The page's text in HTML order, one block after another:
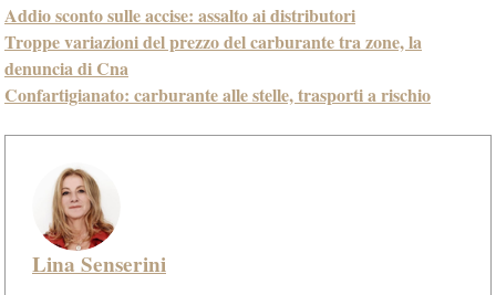
Addio sconto sulle accise: assalto ai distributori
Troppe variazioni del prezzo del carburante tra zone, la
denuncia di Cna
Confartigianato: carburante alle stelle, trasporti a rischio
Lina Senserini